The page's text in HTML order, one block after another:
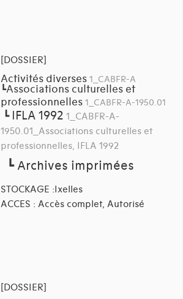
[DOSSIER]
Activités diverses 1_CABFR-A
┗Associations culturelles et
professionnelles 1_CABFR-A-1950.01
┗ IFLA 1992 1_CABFR-A-
1950.01_Associations culturelles et
professionnelles, IFLA 1992
┗Archives imprimées
STOCKAGE :Ixelles
ACCES : Accès complet, Autorisé
[DOSSIER]